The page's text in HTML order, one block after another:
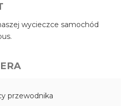
wycieczce samochód
przewodnika